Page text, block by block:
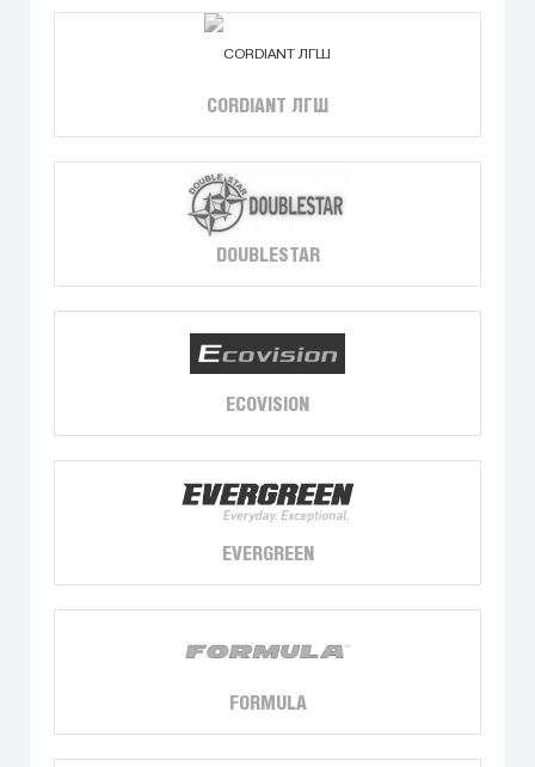
CORDIANT ЛГШ
DOUBLESTAR
ECOVISION
EVERGREEN
FORMULA